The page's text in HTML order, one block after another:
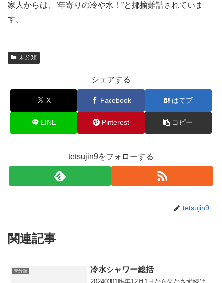
家人からは、”年寄りの冷や水！”と揶揄難詰されていま
す。
未分類
シェアする
X Facebook はてブ
LINE Pinterest コピー
tetsujin9をフォローする
tetsujin9
関連記事
未分類 冷水シャワー総括
20240301昨年12月1日から欠かさず続け